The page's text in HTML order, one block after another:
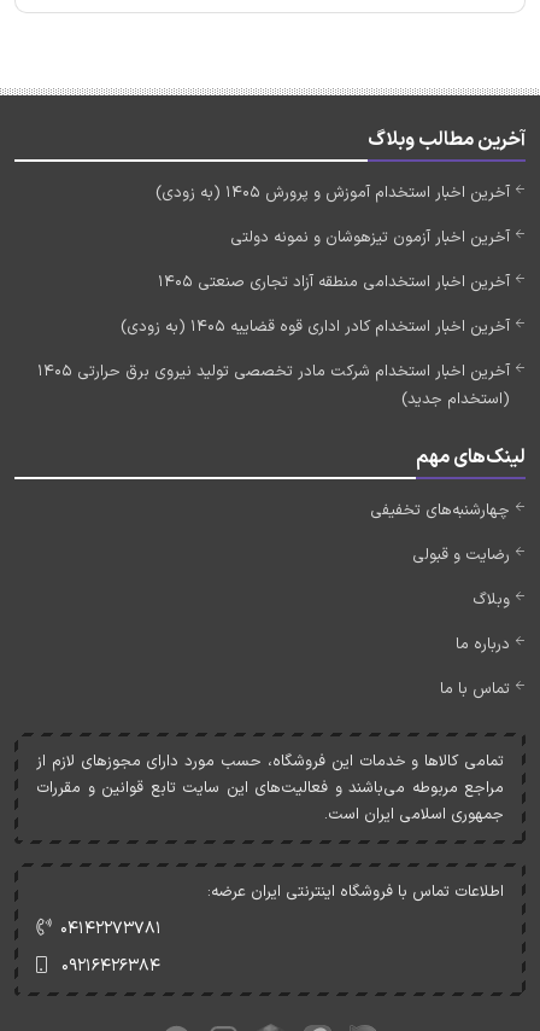
آخرین مطالب وبلاگ
آخرین اخبار استخدام آموزش و پرورش 1405 (به زودی)
آخرین اخبار آزمون تیزهوشان و نمونه دولتی
آخرین اخبار استخدامی منطقه آزاد تجاری صنعتی 1405
آخرین اخبار استخدام کادر اداری قوه قضاییه 1405 (به زودی)
آخرین اخبار استخدام شرکت مادر تخصصی تولید نیروی برق حرارتی 1405
(استخدام جدید)
لینک‌های مهم
چهارشنبه‌های تخفیفی
رضایت و قبولی
وبلاگ
درباره ما
تماس با ما
تمامی کالاها و خدمات اين فروشگاه، حسب مورد دارای مجوزهای لازم از
مراجع مربوطه می‌باشند و فعاليت‌های اين سايت تابع قوانين و مقررات
جمهوری اسلامی ايران است.
اطلاعات تماس با فروشگاه اینترنتی ایران عرضه:
۰۴۱۴۲۲۷۳۷۸۱
۰۹۲۱۶۴۲۶۳۸۴